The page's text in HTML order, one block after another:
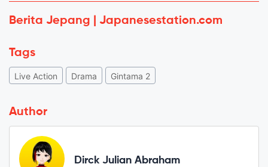
Berita Jepang | Japanesestation.com
Tags
Live Action Drama Gintama 2
Author
Dirck Julian Abraham